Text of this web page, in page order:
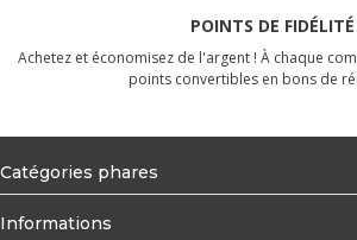
POINTS DE FIDÉLITÉ
Achetez et économisez de l'argent ! À chaque
points convertibles en bons de
Catégories phares
Informations